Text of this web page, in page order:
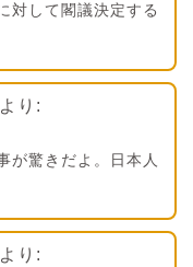
対して閣議決定する
より:
が驚きだよ。日本人
より: